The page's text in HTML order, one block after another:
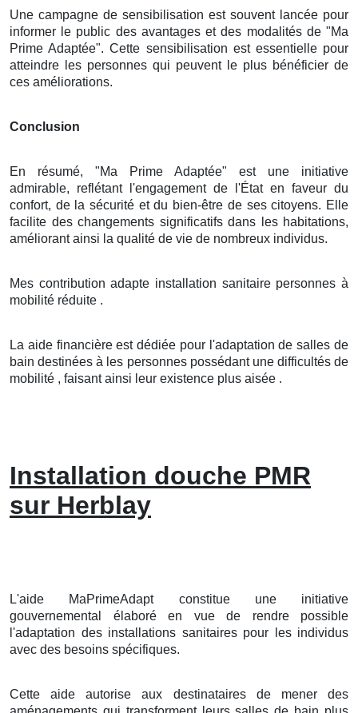
Une campagne de sensibilisation est souvent lancée pour
informer le public des avantages et des modalités de "Ma
Prime Adaptée". Cette sensibilisation est essentielle pour
atteindre les personnes qui peuvent le plus bénéficier de
ces améliorations.
Conclusion
En résumé, "Ma Prime Adaptée" est une initiative
admirable, reflétant l'engagement de l'État en faveur du
confort, de la sécurité et du bien-être de ses citoyens. Elle
facilite des changements significatifs dans les habitations,
améliorant ainsi la qualité de vie de nombreux individus.
Mes contribution adapte installation sanitaire personnes à
mobilité réduite .
La aide financière est dédiée pour l'adaptation de salles de
bain destinées à les personnes possédant une difficultés de
mobilité , faisant ainsi leur existence plus aisée .
Installation douche PMR
sur Herblay
L'aide MaPrimeAdapt constitue une initiative
gouvernemental élaboré en vue de rendre possible
l'adaptation des installations sanitaires pour les individus
avec des besoins spécifiques.
Cette aide autorise aux destinataires de mener des